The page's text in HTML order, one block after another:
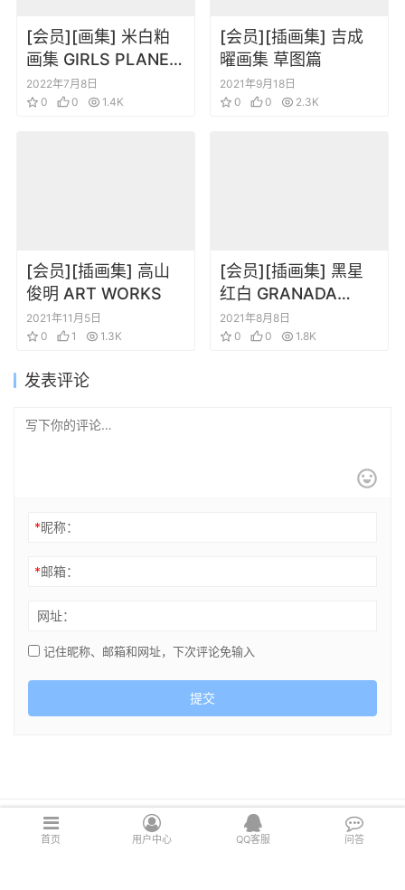
[会员][画集] 米白粕
画集 GIRLS PLANET
[DL]
2022年7月8日
0
0 1.4K
[会员][插画集] 吉成
曜画集 草图篇
2021年9月18日
0
0 2.3K
[会员][插画集] 高山
俊明 ART WORKS
2021年11月5日
0
1 1.3K
[会员][插画集] 黑星
红白 GRANADA
LEVEL P 插画 人物角
色设定原画集
2021年8月8日
0
0 1.8K
发表评论
*昵称：
*邮箱：
网址：
记住昵称、邮箱和网址，下次评论免输入
提交
Copyright © 2021 cghsj.com 版权所有 Powered by 绘世界
首页 用户中心 QQ客服 问答